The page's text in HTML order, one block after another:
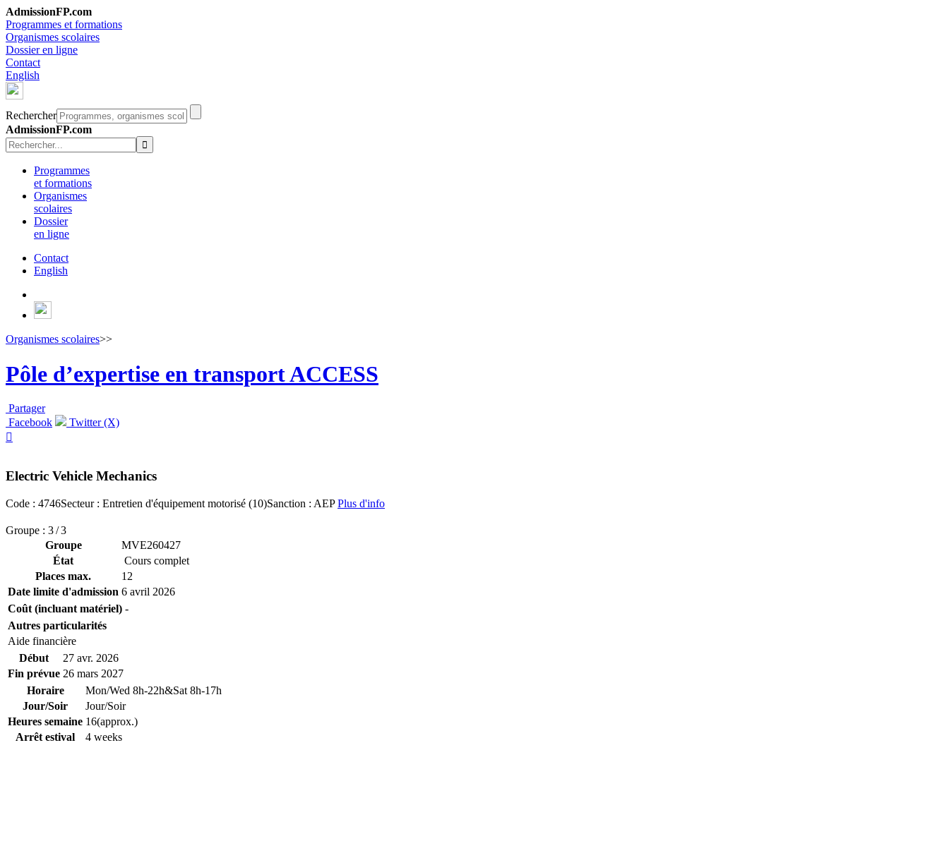
AdmissionFP.com
Programmes et formations
Organismes scolaires
Dossier en ligne
Contact
English
Rechercher
AdmissionFP.com
Programmes
et formations
Organismes
scolaires
Dossier
en ligne
Contact
English
Organismes scolaires>>
Pôle d’expertise en transport ACCESS
Partager
Facebook
Twitter (X)

Electric Vehicle Mechanics
Code : 4746Secteur : Entretien d'équipement motorisé (10)Sanction : AEPPlus d'info
Groupe : 3 / 3
Groupe
MVE260427
État
Cours complet
Places max.
12
Date limite d'admission 6 avril 2026
Coût (incluant matériel) -
Autres particularités
Aide financière
Début
27 avr. 2026
Fin prévue 26 mars 2027
Horaire
Mon/Wed 8h-22h&Sat 8h-17h
Jour/Soir
Jour/Soir
Heures semaine 16(approx.)
Arrêt estival
4 weeks